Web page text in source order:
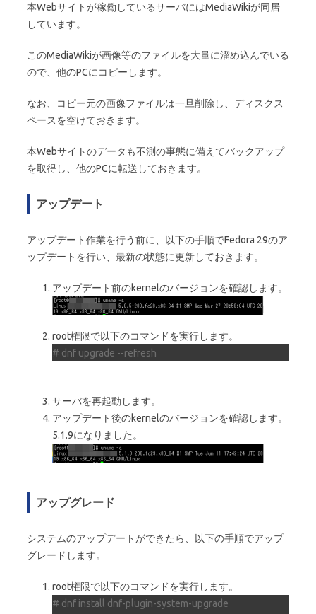
本Webサイトが稼働しているサーバにはMediaWikiが同居
しています。
このMediaWikiが画像等のファイルを大量に溜め込んでいる
ので、他のPCにコピーします。
なお、コピー元の画像ファイルは一旦削除し、ディスクス
ペースを空けておきます。
本Webサイトのデータも不測の事態に備えてバックアップ
を取得し、他のPCに転送しておきます。
アップデート
アップデート作業を行う前に、以下の手順でFedora 29のア
ップデートを行い、最新の状態に更新しておきます。
アップデート前のkernelのバージョンを確認します。
root権限で以下のコマンドを実行します。
# dnf upgrade --refresh
サーバを再起動します。
アップデート後のkernelのバージョンを確認します。
5.1.9になりました。
アップグレード
システムのアップデートができたら、以下の手順でアップ
グレードします。
root権限で以下のコマンドを実行します。
# dnf install dnf-plugin-system-upgrade